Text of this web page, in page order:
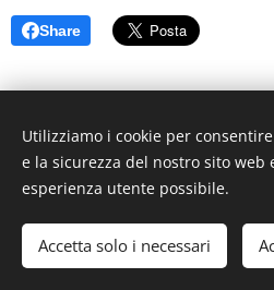
Share
© 2023 Costa Enzo
Cookies
Lingue
Italiano
Utilizziamo i cookie per
e la sicurezza del nostro sito
esperienza utente possibile.
Accetta solo i necessari